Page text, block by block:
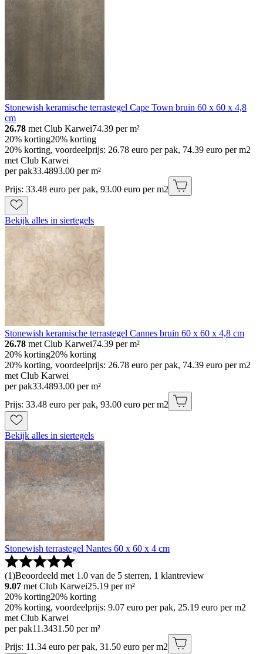
Stonewish keramische terrastegel Cape Town bruin 60 x 60 x 4,8
cm
26.78 met Club Karwei74.39 per m²
20% korting20% korting
20% korting, voordeelprijs: 26.78 euro per pak, 74.39 euro per m2
met Club Karwei
per pak33.4893.00 per m²
Prijs: 33.48 euro per pak, 93.00 euro per m2
Bekijk alles in siertegels
Stonewish keramische terrastegel Cannes bruin 60 x 60 x 4,8 cm
26.78 met Club Karwei74.39 per m²
20% korting20% korting
20% korting, voordeelprijs: 26.78 euro per pak, 74.39 euro per m2
met Club Karwei
per pak33.4893.00 per m²
Prijs: 33.48 euro per pak, 93.00 euro per m2
Bekijk alles in siertegels
Stonewish terrastegel Nantes 60 x 60 x 4 cm
(1)Beoordeeld met 1.0 van de 5 sterren, 1 klantreview
9.07 met Club Karwei25.19 per m²
20% korting20% korting
20% korting, voordeelprijs: 9.07 euro per pak, 25.19 euro per m2
met Club Karwei
per pak11 .3431.50 per m²
Prijs: 11.34 euro per pak, 31.50 euro per m2